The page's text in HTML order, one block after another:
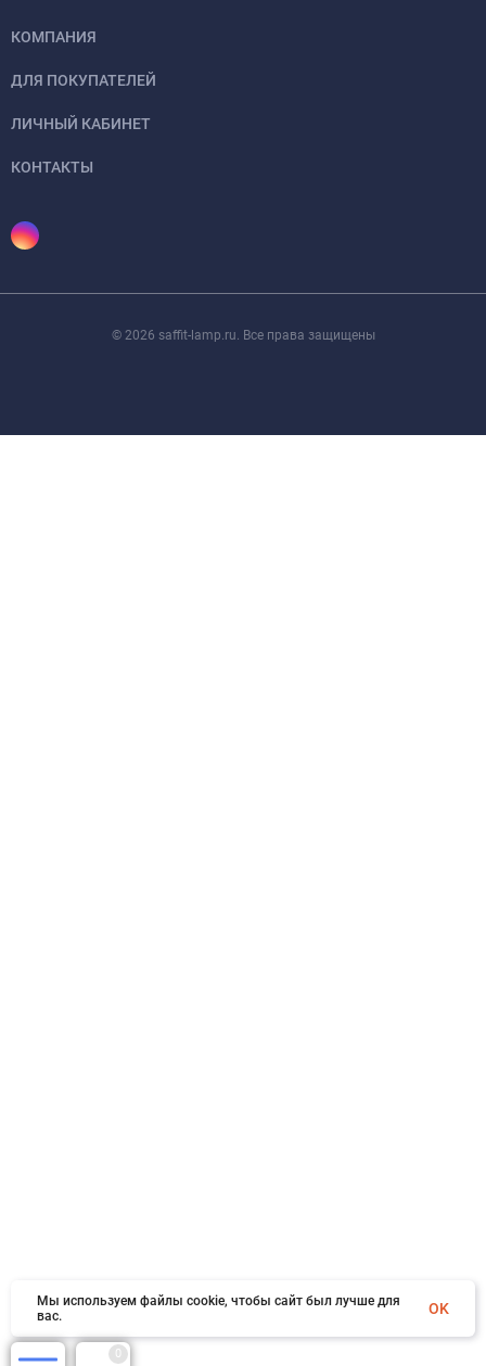
КОМПАНИЯ
ДЛЯ ПОКУПАТЕЛЕЙ
ЛИЧНЫЙ КАБИНЕТ
КОНТАКТЫ
© 2026 saffit-lamp.ru. Все права защищены
0
Мы используем файлы cookie, чтобы сайт был лучше для
вас.
OK